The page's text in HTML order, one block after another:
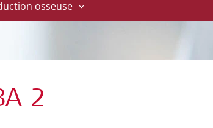
osseuse
2